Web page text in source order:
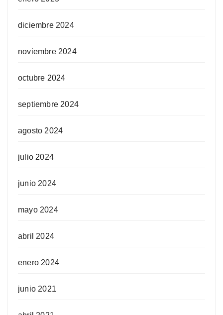
diciembre 2024
noviembre 2024
octubre 2024
septiembre 2024
agosto 2024
julio 2024
junio 2024
mayo 2024
abril 2024
enero 2024
junio 2021